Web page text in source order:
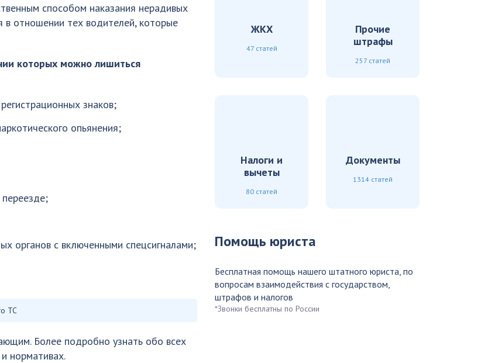
способом наказания нерадивых
в отношении тех водителей, которые
которых можно лишиться
знаков;
опьянения;
органов с включенными спецсигналами;
ТС
Более подробно узнать обо всех
нормативах.
ЖКХ
47 статей
Прочие
штрафы
257 статей
Налоги и
вычеты
80 статей
Документы
1314 статей
Помощь юриста
Бесплатная помощь нашего штатного юриста, по
вопросам взаимодействия с государством,
штрафов и налогов
*Звонки бесплатны по России